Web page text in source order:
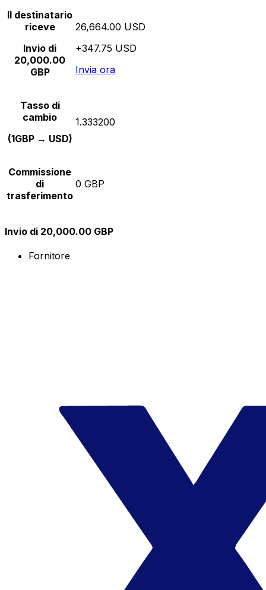
Il destinatario
riceve
Invio di
20,000.00
GBP
26,664.00 USD
+347.75 USD
Invia ora
Tasso di
cambio
(1GBP → USD)
1.333200
Commissione
di
trasferimento
0 GBP
Invio di 20,000.00 GBP
Fornitore